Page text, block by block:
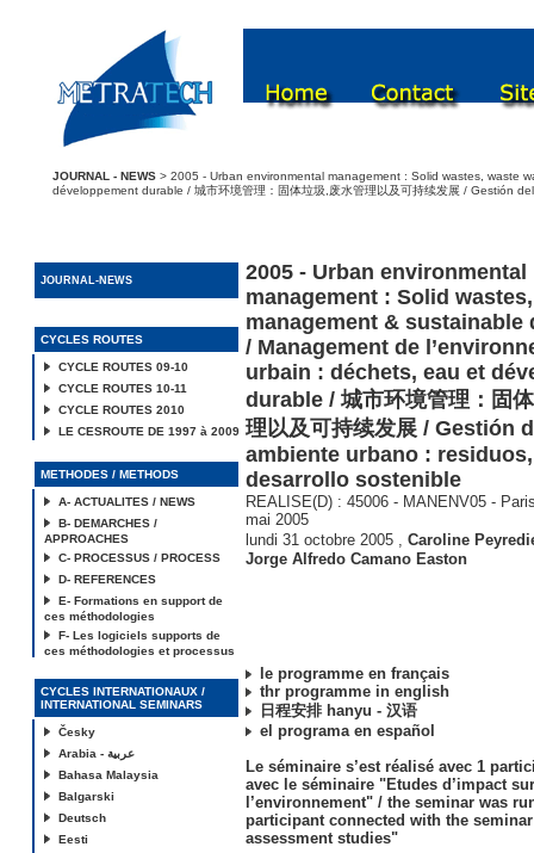
JOURNAL - NEWS > 2005 - Urban environmental management : Solid wastes, waste
développement durable / 城市环境管理：固体垃圾,废水管理以及可持续发展 / Gestión
JOURNAL-NEWS
CYCLES ROUTES
CYCLE ROUTES 09-10
CYCLE ROUTES 10-11
CYCLE ROUTES 2010
LE CESROUTE DE 1997 à 2009
METHODES / METHODS
A- ACTUALITES / NEWS
B- DEMARCHES /
APPROACHES
C- PROCESSUS / PROCESS
D- REFERENCES
E- Formations en support de
ces méthodologies
F- Les logiciels supports de
ces méthodologies et processus
CYCLES INTERNATIONAUX /
INTERNATIONAL SEMINARS
Česky
Arabia - عربية
Bahasa Malaysia
Balgarski
Deutsch
Eesti
2005 - Urban environmental
management : Solid
management & sustainable
/ Management de
urbain : déchets, eau et
durable / 城市环境管理：固
理以及可持续发展 / Gestión
ambiente urbano :
desarrollo sostenible
REALISE(D) : 45006 - MANENV05 -
mai 2005
lundi 31 octobre 2005 , Caroline
Jorge Alfredo Camano Easton
le programme en français
thr programme in english
日程安排 hanyu - 汉语
el programa en español
Le séminaire s’est réalisé avec 1
avec le séminaire "Etudes d’impact sur
l’environnement" / the seminar was
participant connected with the
assessment studies"